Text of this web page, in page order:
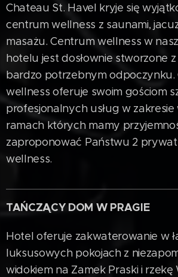
Chateau St. Havel kryje się
centrum wellness z saunami,
masażu. Centrum wellness w
hotelu jest dosłownie stworzone
bardzo potrzebnym odpoczynku.
wellness oferuje swoim gościom
profesjonalnych usług w zakresie
ramach których mamy
zaproponować Państwu 2
wellness.
TAŃCZĄCY DOM W PRAGIE
Hotel oferuje zakwaterowanie w
luksusowych pokojach z
widokiem na Zamek Praski i rzekę